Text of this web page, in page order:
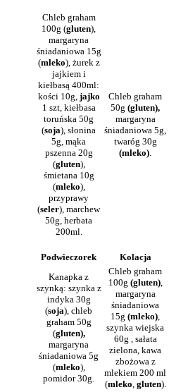
Chleb graham
100g (gluten),
margaryna
śniadaniowa 15g
(mleko), żurek z
jajkiem i
kiełbasą 400ml:
kości 10g, jajko
1 szt, kiełbasa
toruńska 50g
(soja), słonina
5g, mąka
pszenna 20g
(gluten),
śmietana 10g
(mleko),
przyprawy
(seler), marchew
50g, herbata
200ml.
Chleb graham
50g (gluten),
margaryna
śniadaniowa 5g,
twaróg 30g
(mleko).
Podwieczorek
Kolacja
Kanapka z
szynką: szynka z
indyka 30g
(soja), chleb
graham 50g
(gluten),
margaryna
śniadaniowa 5g
(mleko),
pomidor 30g.
Chleb graham
100g (gluten),
margaryna
śniadaniowa
15g (mleko),
szynka wiejska
60g , sałata
zielona, kawa
zbożowa z
mlekiem 200 ml
(mleko, gluten).